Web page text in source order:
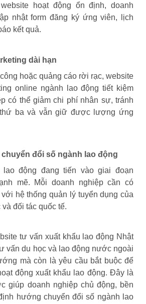
hoạt động ổn định, doanh
nhật form đăng ký ứng viên, lịch
kết quả.
dài hạn
hoặc quảng cáo rời rạc, website
online ngành lao động tiết kiệm
có thể giảm chi phí nhân sự, tránh
thứ ba và vẫn giữ được lượng ứng
đổi số ngành lao động
lao động đang tiến vào giai đoạn
mẽ. Mỗi doanh nghiệp cần có
hệ thống quản lý tuyển dụng của
đối tác quốc tế.
tư vấn xuất khẩu lao động Nhật
vấn du học và lao động nước ngoài
mà còn là yêu cầu bắt buộc để
động xuất khẩu lao động. Đây là
giúp doanh nghiệp chủ động, bền
hướng chuyển đổi số ngành lao